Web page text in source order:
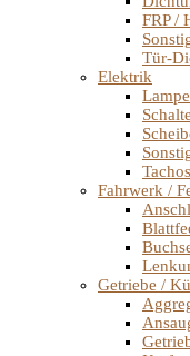
FRP /
Tür-
Elektrik
Fahrwerk /
Getriebe /